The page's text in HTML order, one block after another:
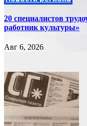
20 специалистов
работник культуры»
Авг 6, 2026